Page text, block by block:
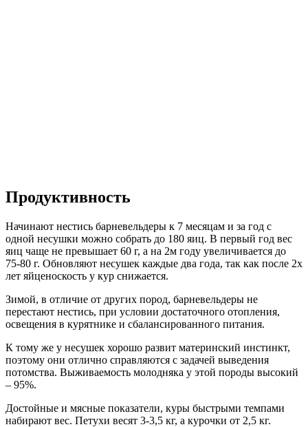
Продуктивность
Начинают нестись барневельдеры к 7 месяцам и за год с
одной несушки можно собрать до 180 яиц. В первый год вес
яиц чаще не превышает 60 г, а на 2м году увеличивается до
75-80 г. Обновляют несушек каждые два года, так как после 2х
лет яйценоскость у кур снижается.
Зимой, в отличие от других пород, барневельдеры не
перестают нестись, при условии достаточного отопления,
освещения в курятнике и сбалансированного питания.
К тому же у несушек хорошо развит материнский инстинкт,
поэтому они отлично справляются с задачей выведения
потомства. Выживаемость молодняка у этой породы высокий
– 95%.
Достойные и мясные показатели, куры быстрыми темпами
набирают вес. Петухи весят 3-3,5 кг, а курочки от 2,5 кг.